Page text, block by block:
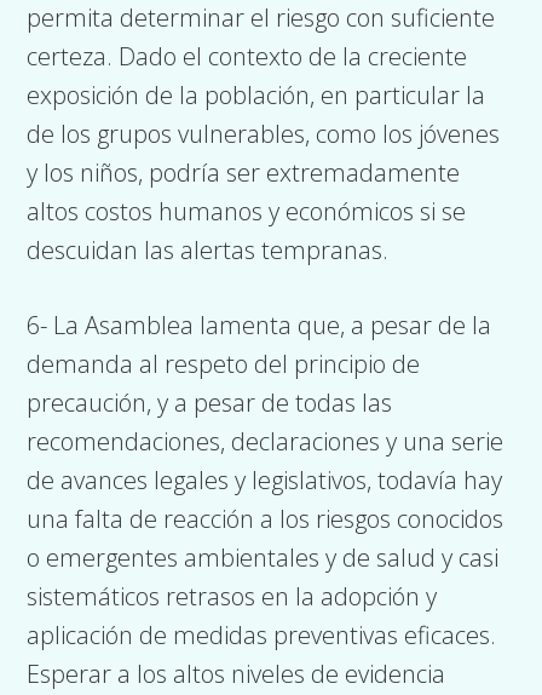
permita determinar el riesgo con suficiente
certeza. Dado el contexto de la creciente
exposición de la población, en particular la
de los grupos vulnerables, como los jóvenes
y los niños, podría ser extremadamente
altos costos humanos y económicos si se
descuidan las alertas tempranas.
6- La Asamblea lamenta que, a pesar de la
demanda al respeto del principio de
precaución, y a pesar de todas las
recomendaciones, declaraciones y una serie
de avances legales y legislativos, todavía hay
una falta de reacción a los riesgos conocidos
o emergentes ambientales y de salud y casi
sistemáticos retrasos en la adopción y
aplicación de medidas preventivas eficaces.
Esperar a los altos niveles de evidencia